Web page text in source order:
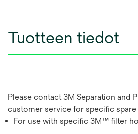
Tuotteen tiedot
Please contact 3M Separation and
customer service for specific
For use with specific 3M™ filter